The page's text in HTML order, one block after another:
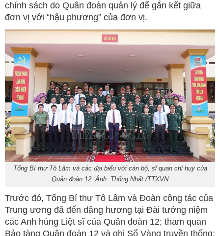
chính sách do Quân đoàn quản lý để gắn kết giữa
đơn vị với “hậu phương” của đơn vị.
Tổng Bí thư Tô Lâm và các đại biểu với cán bộ, sĩ quan chỉ huy của
Quân đoàn 12. Ảnh: Thống Nhất /TTXVN
Trước đó, Tổng Bí thư Tô Lâm và Đoàn công tác của
Trung ương đã đến dâng hương tại Đài tưởng niệm
các Anh hùng Liệt sĩ của Quân đoàn 12; tham quan
Bảo tàng Quân đoàn 12 và ghi Sổ Vàng truyền thống;